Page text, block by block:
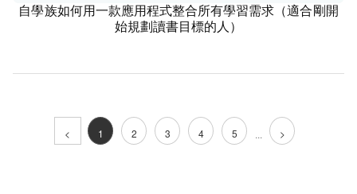
資訊科技
自學族如何用一款應用程式整合所有學習需求（適合剛開
始規劃讀書目標的人）
< 1 2 3 4 5 ... >